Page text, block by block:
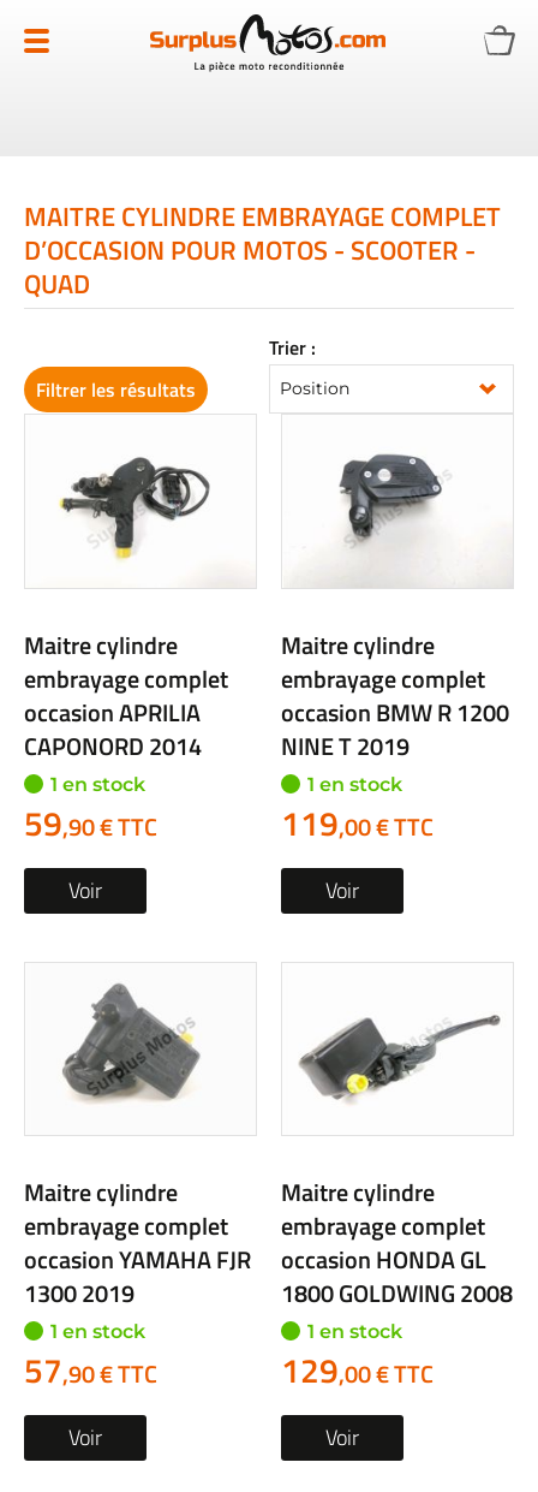
au
contenu
MAITRE CYLINDRE EMBRAYAGE COMPLET
D’OCCASION POUR MOTOS - SCOOTER -
QUAD
Trier :
Maitre cylindre
embrayage complet
occasion APRILIA
CAPONORD 2014
1 en stock
59,90 € TTC
Voir
Maitre cylindre
embrayage complet
occasion BMW R 1200
NINE T 2019
1 en stock
119,00 € TTC
Voir
Maitre cylindre
embrayage complet
occasion YAMAHA FJR
1300 2019
1 en stock
57,90 € TTC
Voir
Maitre cylindre
embrayage complet
occasion HONDA GL
1800 GOLDWING 2008
1 en stock
129,00 € TTC
Voir
Filtrer les résultats